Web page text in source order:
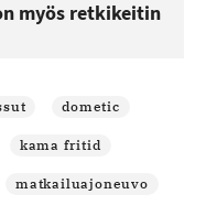
myös retkikeitin
dometic
kama fritid
matkailuajoneuvo